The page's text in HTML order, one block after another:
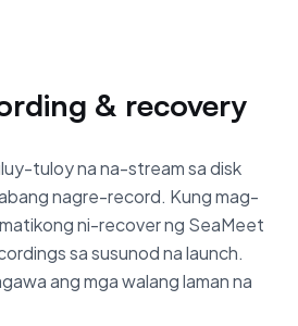
& recovery
tuloy na na-stream sa disk
nagre-record. Kung mag-
ni-recover ng SeaMeet
sa susunod na launch.
ang mga walang laman na